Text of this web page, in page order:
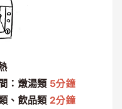
：燉湯類 5分鐘
、飲品類 2分鐘